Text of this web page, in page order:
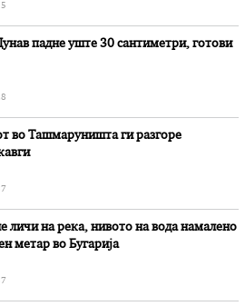
падне уште 30 сантиметри, готови
во Ташмаруништa ги разгоре
личи на река, нивото на вода намалено
метар во Бугарија